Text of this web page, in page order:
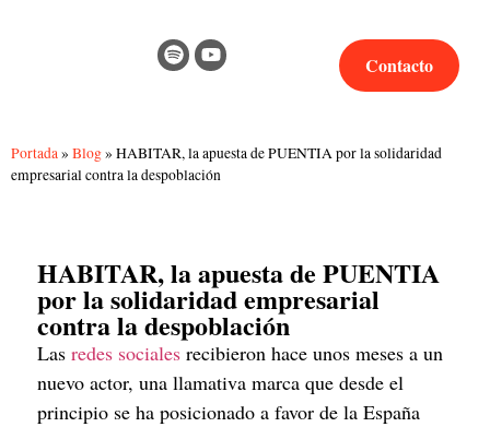
Contacto
Portada» Blog» HABITAR, la apuesta de PUENTIA por la solidaridad
empresarial contra la despoblación
HABITAR, la apuesta de PUENTIA
por la solidaridad empresarial
contra la despoblación
Las redes sociales recibieron hace unos meses a un
nuevo actor, una llamativa marca que desde el
principio se ha posicionado a favor de la España